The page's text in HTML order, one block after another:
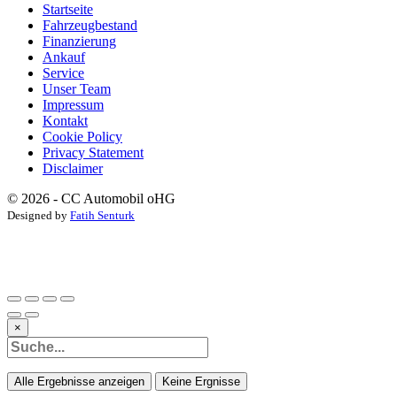
Startseite
Fahrzeugbestand
Finanzierung
Ankauf
Service
Unser Team
Impressum
Kontakt
Cookie Policy
Privacy Statement
Disclaimer
© 2026 - CC Automobil oHG
Designed by Fatih Senturk
×
Alle Ergebnisse anzeigen Keine Ergnisse